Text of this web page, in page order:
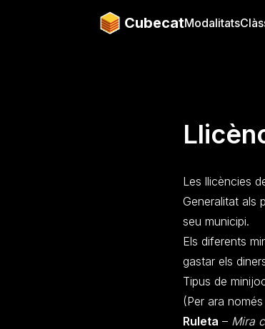
CubecatModalitats
Les llicències
Generalitat als
seu municipi.
Els diferents
gastar els
Tipus de
(Per ara
Ruleta – Mira